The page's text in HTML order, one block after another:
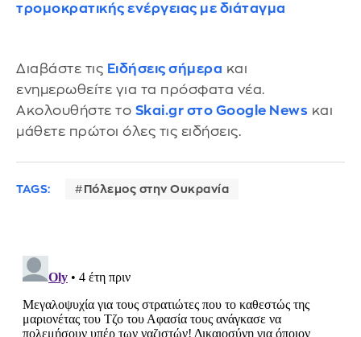
τρομοκρατικής ενέργειας με διάταγμα
Διαβάστε τις Ειδήσεις σήμερα και
ενημερωθείτε για τα πρόσφατα νέα.
Ακολουθήστε το Skai.gr στο Google News και
μάθετε πρώτοι όλες τις ειδήσεις.
TAGS: Πόλεμος στην Ουκρανία